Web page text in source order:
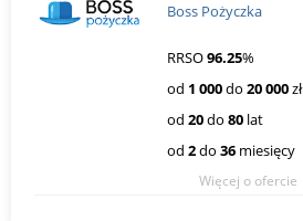
Boss Pożyczka
RRSO96.25%
od 1 000do 20 000zł
od 20do 80 lat
od 2do 36 miesięcy
Więcej o ofercie